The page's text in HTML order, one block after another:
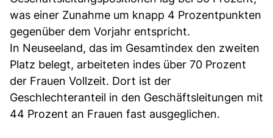
was einer Zunahme um knapp 4 Prozentpunkten
gegenüber dem Vorjahr entspricht.
In Neuseeland, das im Gesamtindex den zweiten
Platz belegt, arbeiteten indes über 70 Prozent
der Frauen Vollzeit. Dort ist der
Geschlechteranteil in den Geschäftsleitungen mit
44 Prozent an Frauen fast ausgeglichen.